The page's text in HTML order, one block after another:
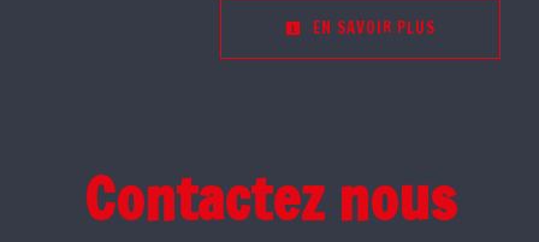
EN SAVOIR PLUS
Contactez nous